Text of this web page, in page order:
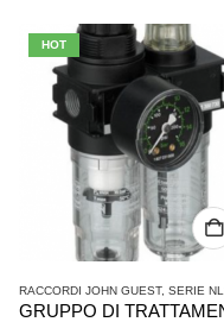
ARIA COMPRESSA
HOT
RACCORDI JOHN GUEST, SERIE